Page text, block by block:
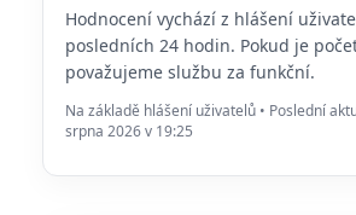
Hodnocení vychází z hlášení
posledních 24 hodin. Pokud je
považujeme službu za funkční.
Na základě hlášení uživatelů • Poslední
srpna 2026 v 19:25